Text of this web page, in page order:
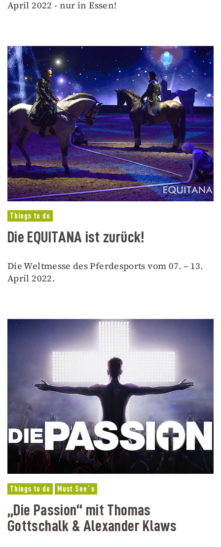
April 2022 - nur in Essen!
Things to do
Die EQUITANA ist zurück!
Die Weltmesse des Pferdesports vom 07. – 13.
April 2022.
Things to do Must See´s
„Die Passion“ mit Thomas
Gottschalk & Alexander Klaws